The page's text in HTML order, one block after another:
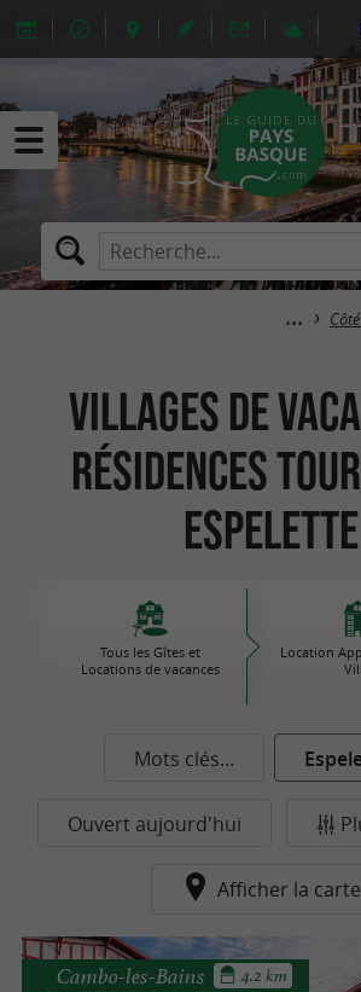
Villages de
Résidences
Espelette
Tous les Gîtes et
Locations de vacances
Location
Mots clés...
Ouvert aujourd'hui
Afficher la carte
Cambo-les-Bains 4.2 km